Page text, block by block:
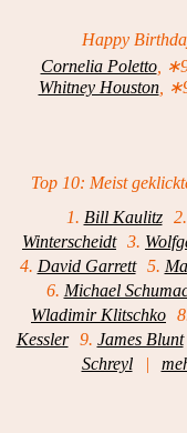
Happy
Cornelia Poletto,
Whitney Houston,
Top 10: Meist
1. Bill Kaulitz 2.
Winterscheidt 3.
4. David Garrett 5.
6. Michael
Wladimir Klitschko
Kessler
9. James Blunt
Schreyl
|